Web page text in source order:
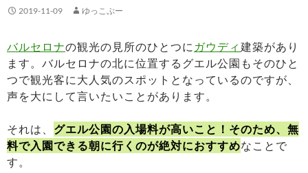
2019-11-09 ゆっこぷー
バルセロナの観光の見所のひとつにガウディ建築があり
ます。バルセロナの北に位置するグエル公園もそのひと
つで観光客に大人気のスポットとなっているのですが、
声を大にして言いたいことがあります。
それは、 グエル公園の入場料が高いこと！そのため、無
料で入園できる朝に行くのが絶対におすすめなことで
す。